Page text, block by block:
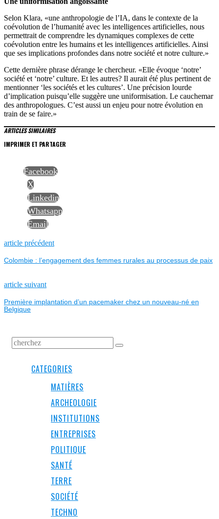
Selon Klara, «une anthropologie de l’IA, dans le contexte de la
coévolution de l’humanité avec les intelligences artificielles, nous
permettrait de comprendre les dynamiques complexes de cette
coévolution entre les humains et les intelligences artificielles. Ainsi
que ses implications profondes dans notre société et notre culture.»
Cette dernière phrase dérange le chercheur. «Elle évoque ‘notre’
société et ‘notre’ culture. Et les autres? Il aurait été plus pertinent de
mentionner ‘les sociétés et les cultures’. Une précision lourde
d’implication puisqu’elle suggère une uniformisation. Le cauchemar
des anthropologues. C’est aussi un enjeu pour notre évolution en
train de se faire.»
ARTICLES SIMILAIRES
IMPRIMER ET PARTAGER
Facebook
X
Linkedin
Whatsapp
Email
NAVIGATION
DE
L’ARTICLE
article précédentPrevious
Colombie : l’engagement des femmes rurales au processus de paix
article suivantNext
Première implantation d’un pacemaker chez un nouveau-né en
Belgique
CATEGORIES
MATIÈRES
ARCHEOLOGIE
INSTITUTIONS
ENTREPRISES
POLITIQUE
SANTÉ
TERRE
SOCIÉTÉ
TECHNO